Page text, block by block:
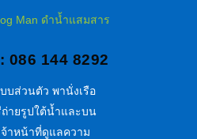
Man ดำน้ำแสมสาร
086 144 8292
บส่วนตัว พานั่งเรือ
ายรูปใต้น้ำและบน
จ้าหน้าที่ดูแลความ